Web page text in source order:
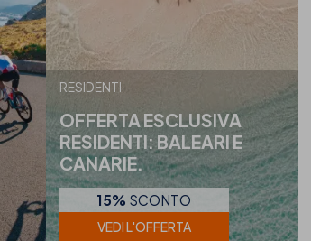
RESIDENTI
OFFERTA ESCLUSIVA
RESIDENTI: BALEARI E
CANARIE.
15% SCONTO
VEDI L'OFFERTA